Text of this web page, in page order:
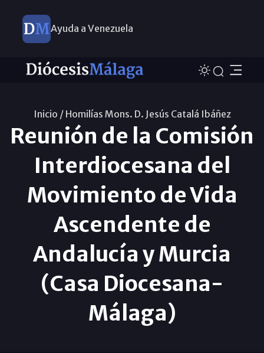
Ayuda a Venezuela
Inicio / Homilías Mons. D. Jesús Catalá Ibáñez
Reunión de la Comisión
Interdiocesana del
Movimiento de Vida
Ascendente de
Andalucía y Murcia
(Casa Diocesana-
Málaga)